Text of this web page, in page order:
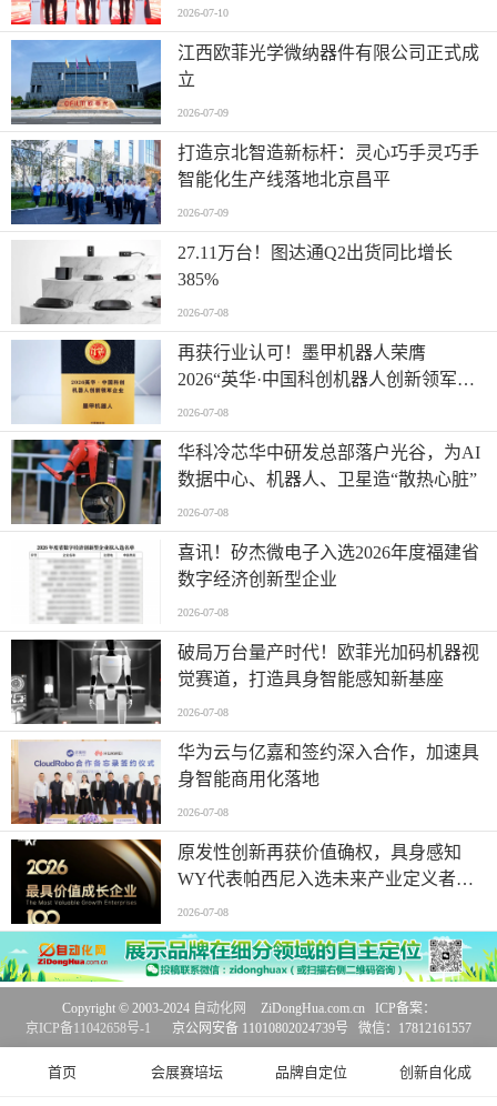
2026-07-10
江西欧菲光学微纳器件有限公司正式成
立
2026-07-09
打造京北智造新标杆：灵心巧手灵巧手
智能化生产线落地北京昌平
2026-07-09
27.11万台！图达通Q2出货同比增长
385%
2026-07-08
再获行业认可！墨甲机器人荣膺
2026“英华·中国科创机器人创新领军企
业”全产业链智能出海标杆
2026-07-08
华科冷芯华中研发总部落户光谷，为AI
数据中心、机器人、卫星造“散热心脏”
2026-07-08
喜讯！矽杰微电子入选2026年度福建省
数字经济创新型企业
2026-07-08
破局万台量产时代！欧菲光加码机器视
觉赛道，打造具身智能感知新基座
2026-07-08
华为云与亿嘉和签约深入合作，加速具
身智能商用化落地
2026-07-08
原发性创新再获价值确权，具身感知
WY代表帕西尼入选未来产业定义者榜
单
2026-07-08
首页 会展赛培坛 品牌自定位 创新自化成
Copyright © 2003-2024 自动化网
ZiDongHua.com.cn ICP备案：
京ICP备11042658号-1
京公网安备 11010802024739号 微信：17812161557